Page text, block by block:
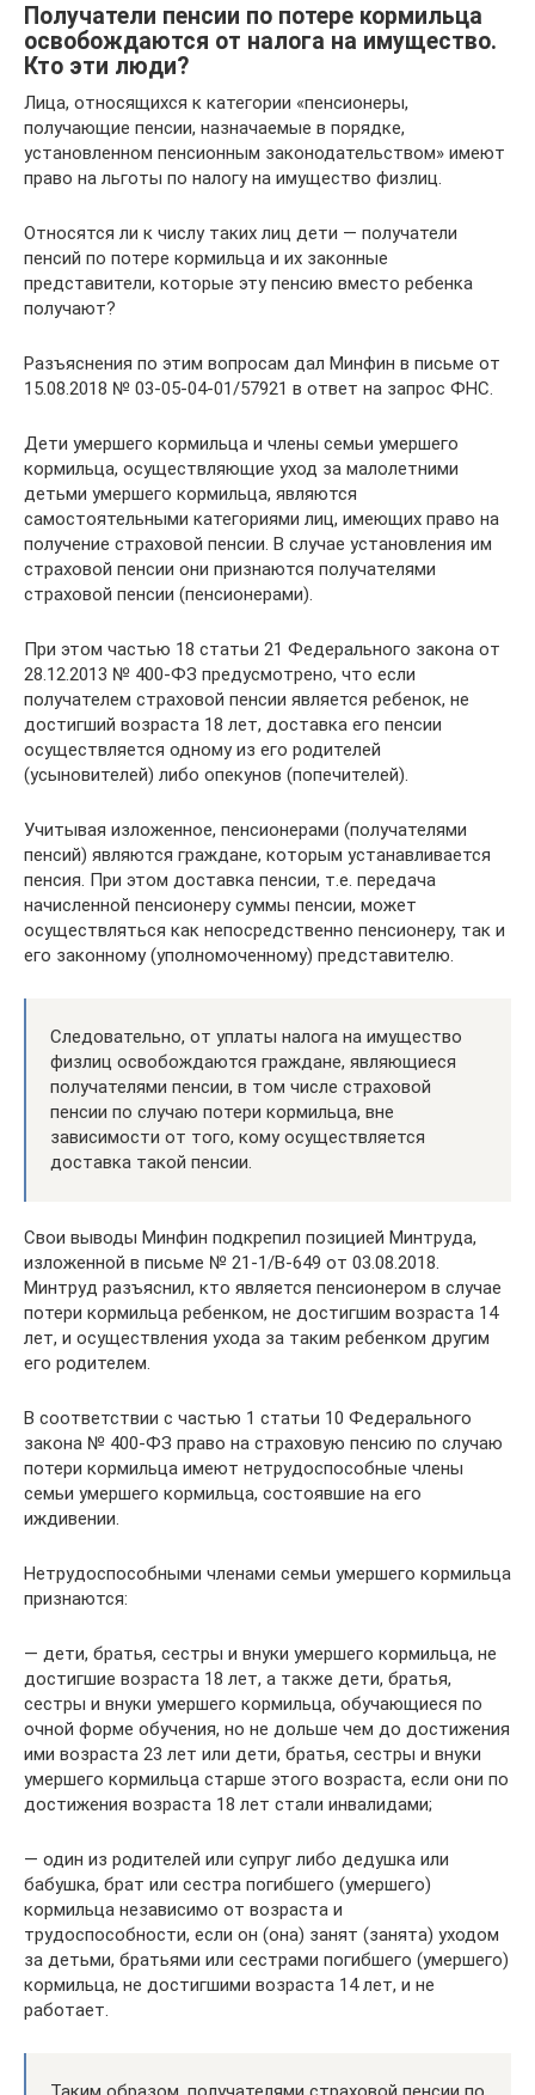
Получатели пенсии по потере кормильца
освобождаются от налога на имущество.
Кто эти люди?
Лица, относящихся к категории «пенсионеры,
получающие пенсии, назначаемые в порядке,
установленном пенсионным законодательством» имеют
право на льготы по налогу на имущество физлиц.
Относятся ли к числу таких лиц дети — получатели
пенсий по потере кормильца и их законные
представители, которые эту пенсию вместо ребенка
получают?
Разъяснения по этим вопросам дал Минфин в письме от
15.08.2018 № 03-05-04-01/57921 в ответ на запрос ФНС.
Дети умершего кормильца и члены семьи умершего
кормильца, осуществляющие уход за малолетними
детьми умершего кормильца, являются
самостоятельными категориями лиц, имеющих право на
получение страховой пенсии. В случае установления им
страховой пенсии они признаются получателями
страховой пенсии (пенсионерами).
При этом частью 18 статьи 21 Федерального закона от
28.12.2013 № 400-ФЗ предусмотрено, что если
получателем страховой пенсии является ребенок, не
достигший возраста 18 лет, доставка его пенсии
осуществляется одному из его родителей
(усыновителей) либо опекунов (попечителей).
Учитывая изложенное, пенсионерами (получателями
пенсий) являются граждане, которым устанавливается
пенсия. При этом доставка пенсии, т.е. передача
начисленной пенсионеру суммы пенсии, может
осуществляться как непосредственно пенсионеру, так и
его законному (уполномоченному) представителю.
Следовательно, от уплаты налога на имущество
физлиц освобождаются граждане, являющиеся
получателями пенсии, в том числе страховой
пенсии по случаю потери кормильца, вне
зависимости от того, кому осуществляется
доставка такой пенсии.
Свои выводы Минфин подкрепил позицией Минтруда,
изложенной в письме № 21-1/В-649 от 03.08.2018.
Минтруд разъяснил, кто является пенсионером в случае
потери кормильца ребенком, не достигшим возраста 14
лет, и осуществления ухода за таким ребенком другим
его родителем.
В соответствии с частью 1 статьи 10 Федерального
закона № 400-ФЗ право на страховую пенсию по случаю
потери кормильца имеют нетрудоспособные члены
семьи умершего кормильца, состоявшие на его
иждивении.
Нетрудоспособными членами семьи умершего кормильца
признаются:
— дети, братья, сестры и внуки умершего кормильца, не
достигшие возраста 18 лет, а также дети, братья,
сестры и внуки умершего кормильца, обучающиеся по
очной форме обучения, но не дольше чем до достижения
ими возраста 23 лет или дети, братья, сестры и внуки
умершего кормильца старше этого возраста, если они по
достижения возраста 18 лет стали инвалидами;
— один из родителей или супруг либо дедушка или
бабушка, брат или сестра погибшего (умершего)
кормильца независимо от возраста и
трудоспособности, если он (она) занят (занята) уходом
за детьми, братьями или сестрами погибшего (умершего)
кормильца, не достигшими возраста 14 лет, и не
работает.